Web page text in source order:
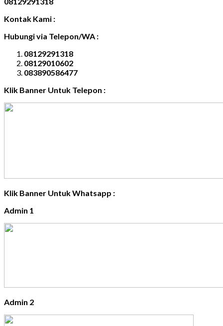
Kontak Kami :
Hubungi via Telepon/WA :
08129291318
08129010602
083890586477
Klik Banner Untuk Telepon :
Klik Banner Untuk Whatsapp :
Admin 1
Admin 2